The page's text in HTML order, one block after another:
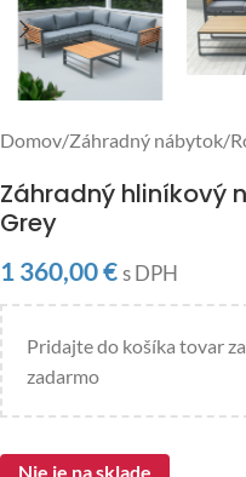
Domov/Záhradný nábytok/
Záhradný hliníkový
Grey
1 360,00€ s DPH
Pridajte do košíka tovar za
zadarmo
Nie je na sklade